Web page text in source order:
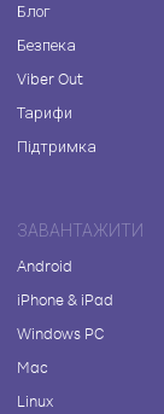
Блог
Безпека
Viber Out
Тарифи
Підтримка
ЗАВАНТАЖИТИ
Android
iPhone & iPad
Windows PC
Mac
Linux